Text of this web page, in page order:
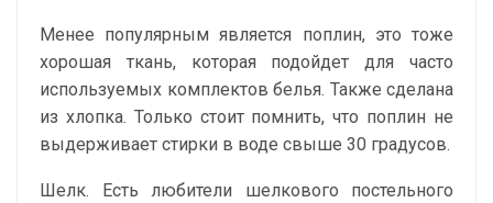
Менее популярным является поплин, это тоже
хорошая ткань, которая подойдет для часто
используемых комплектов белья. Также сделана
из хлопка. Только стоит помнить, что поплин не
выдерживает стирки в воде свыше 30 градусов.
Шелк. Есть любители шелкового постельного